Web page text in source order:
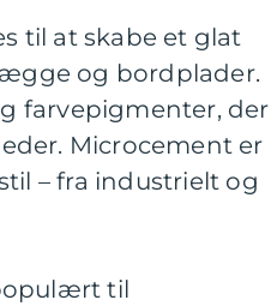
til at skabe et glat
og bordplader.
farvepigmenter, der
Microcement er
– fra industrielt og
til